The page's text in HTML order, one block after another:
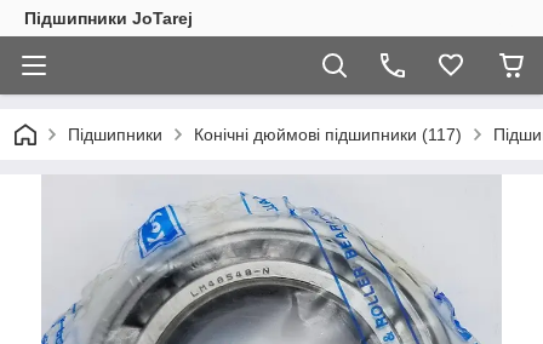
Підшипники JoTarej
Підшипники Конічні дюймові підшипники (117)